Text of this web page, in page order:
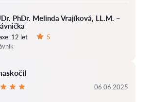
PhDr. Melinda Vrajíková, LL.M. –
12 let
5
06.06.2025